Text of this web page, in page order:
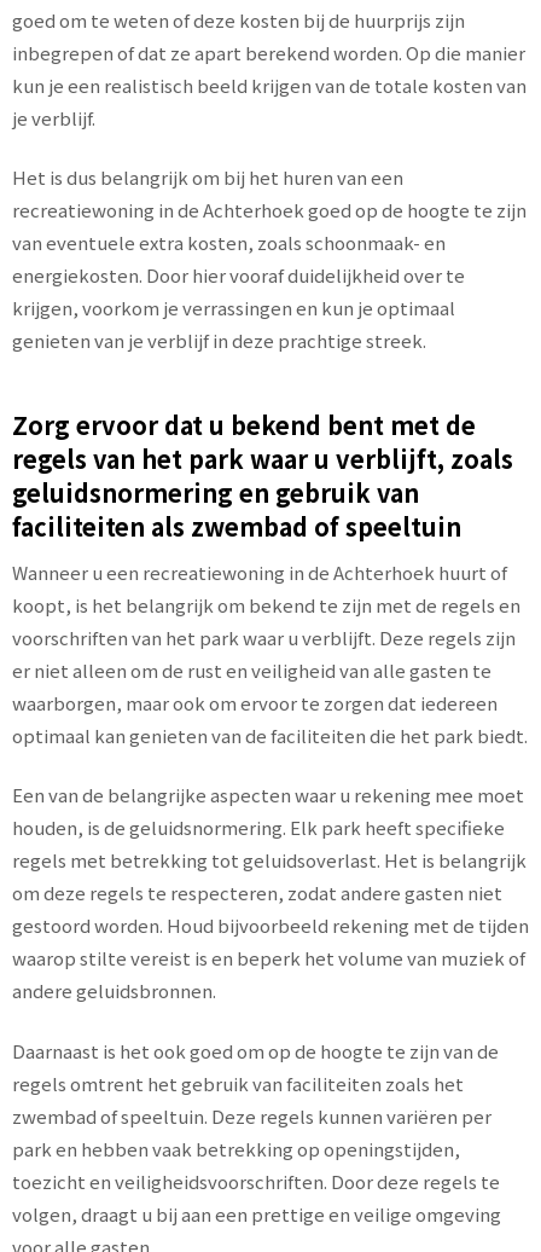
goed om te weten of deze kosten bij de huurprijs zijn
inbegrepen of dat ze apart berekend worden. Op die manier
kun je een realistisch beeld krijgen van de totale kosten van
je verblijf.
Het is dus belangrijk om bij het huren van een
recreatiewoning in de Achterhoek goed op de hoogte te zijn
van eventuele extra kosten, zoals schoonmaak- en
energiekosten. Door hier vooraf duidelijkheid over te
krijgen, voorkom je verrassingen en kun je optimaal
genieten van je verblijf in deze prachtige streek.
Zorg ervoor dat u bekend bent met de
regels van het park waar u verblijft, zoals
geluidsnormering en gebruik van
faciliteiten als zwembad of speeltuin
Wanneer u een recreatiewoning in de Achterhoek huurt of
koopt, is het belangrijk om bekend te zijn met de regels en
voorschriften van het park waar u verblijft. Deze regels zijn
er niet alleen om de rust en veiligheid van alle gasten te
waarborgen, maar ook om ervoor te zorgen dat iedereen
optimaal kan genieten van de faciliteiten die het park biedt.
Een van de belangrijke aspecten waar u rekening mee moet
houden, is de geluidsnormering. Elk park heeft specifieke
regels met betrekking tot geluidsoverlast. Het is belangrijk
om deze regels te respecteren, zodat andere gasten niet
gestoord worden. Houd bijvoorbeeld rekening met de tijden
waarop stilte vereist is en beperk het volume van muziek of
andere geluidsbronnen.
Daarnaast is het ook goed om op de hoogte te zijn van de
regels omtrent het gebruik van faciliteiten zoals het
zwembad of speeltuin. Deze regels kunnen variëren per
park en hebben vaak betrekking op openingstijden,
toezicht en veiligheidsvoorschriften. Door deze regels te
volgen, draagt u bij aan een prettige en veilige omgeving
voor alle gasten.